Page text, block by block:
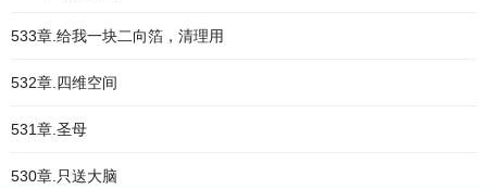
533章.给我一块二向箔，清理用
532章.四维空间
531章.圣母
530章.只送大脑